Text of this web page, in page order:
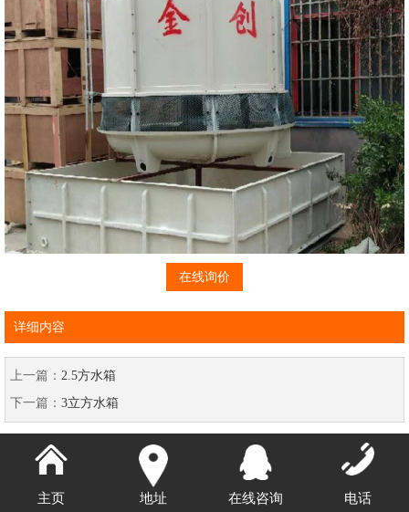
在线询价
详细内容
上一篇： 2.5方水箱
下一篇： 3立方水箱
主页 地址 在线咨询 电话